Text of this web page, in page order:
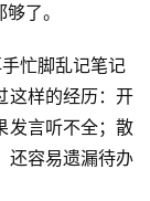
了。
忙脚乱记笔记
这样的经历：开
发言听不全；散
还容易遗漏待办